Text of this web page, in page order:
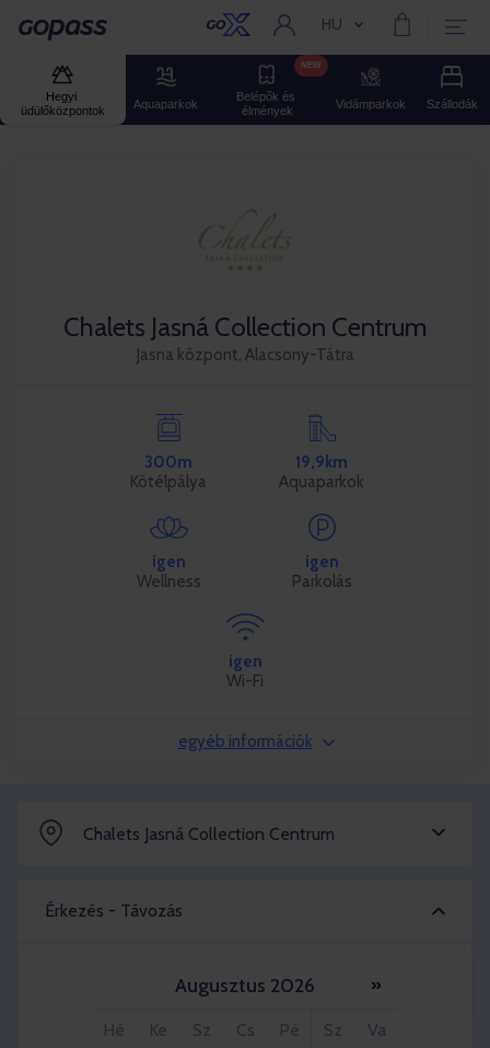
Gopass Aktuális nyelv:
HU
Hegyi
üdülőközpontok
Aquaparkok
Belépők és
élmények
NEW
Vidámparkok Szállodák
Chalets Jasná Collection Centrum
Jasna központ, Alacsony-Tátra
300m
Kötélpálya
19,9km
Aquaparkok
igen
Wellness
igen
Parkolás
igen
Wi-Fi
egyéb információk
Chalets Jasná Collection Centrum
Érkezés - Távozás
Augusztus 2026 »
Hé Ke Sz Cs Pé Sz Va